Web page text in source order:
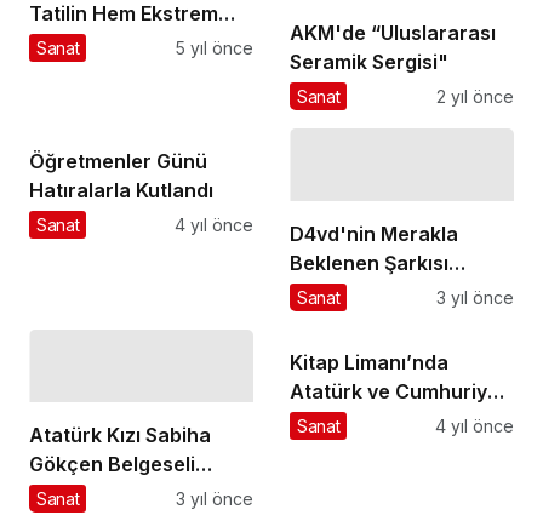
Tatilin Hem Ekstrem
Sporların Tadını Çıkarın
Sanat 5 yıl önce
AKM'de “Uluslararası
Seramik Sergisi"
Sanat 2 yıl önce
Öğretmenler Günü
Hatıralarla Kutlandı
Sanat 4 yıl önce
D4vd'nin Merakla
Beklenen Şarkısı
Yayında: ''Sleep Well''
Sanat 3 yıl önce
Atatürk Kızı Sabiha
Gökçen Belgeseli
Antalyalılarla buluştu
Sanat 3 yıl önce
Kitap Limanı’nda
Atatürk ve Cumhuriyet
söyleşisi
Sanat 4 yıl önce